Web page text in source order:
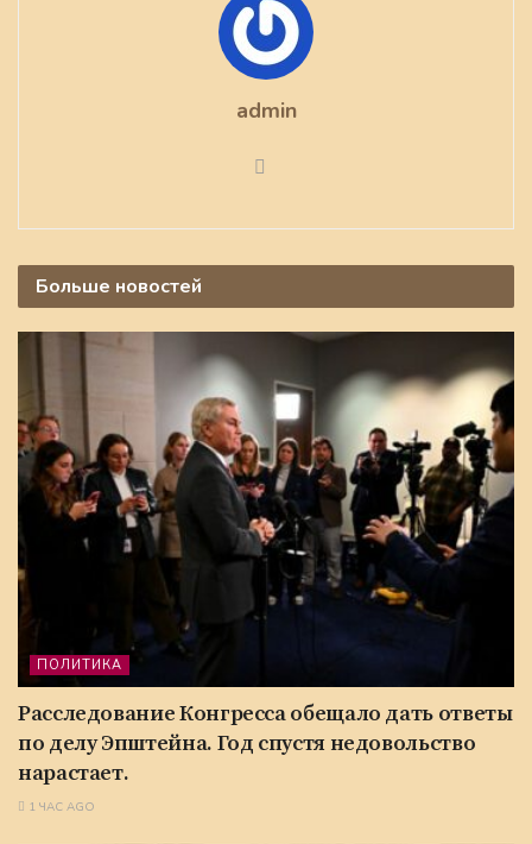
admin
Больше новостей
ПОЛИТИКА
Расследование Конгресса обещало дать ответы
по делу Эпштейна. Год спустя недовольство
нарастает.
1 ЧАС AGO